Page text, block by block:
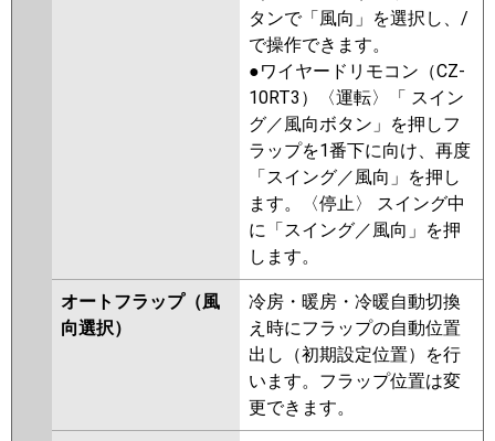
タンで「風向」を選択し、/
で操作できます。
●ワイヤードリモコン（CZ-
10RT3）〈運転〉「 スイン
グ／風向ボタン」を押しフ
ラップを1番下に向け、再度
「スイング／風向」を押し
ます。〈停止〉 スイング中
に「スイング／風向」を押
します。
オートフラップ（風
向選択）
冷房・暖房・冷暖自動切換
え時にフラップの自動位置
出し（初期設定位置）を行
います。フラップ位置は変
更できます。